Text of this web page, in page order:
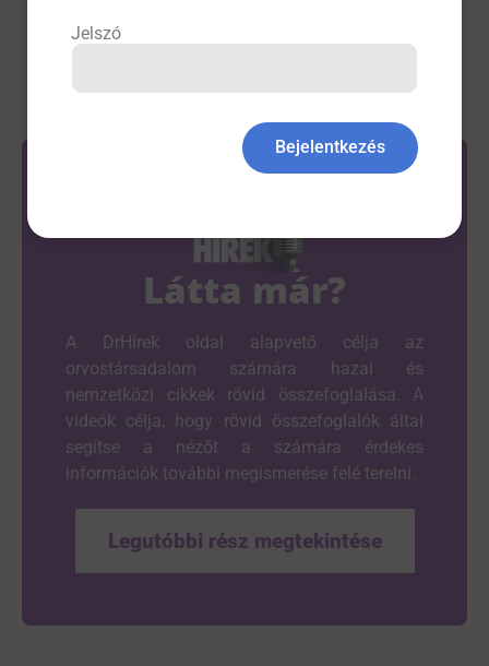
Látta már?
A DrHírek oldal alapvető célja az
orvostársadalom számára hazai és
nemzetközi cikkek rövid összefoglalása. A
videók célja, hogy rövid összefoglalók által
segítse a nézőt a számára érdekes
információk további megismerése felé terelni.
Legutóbbi rész megtekintése
Jelszó
Bejelentkezés